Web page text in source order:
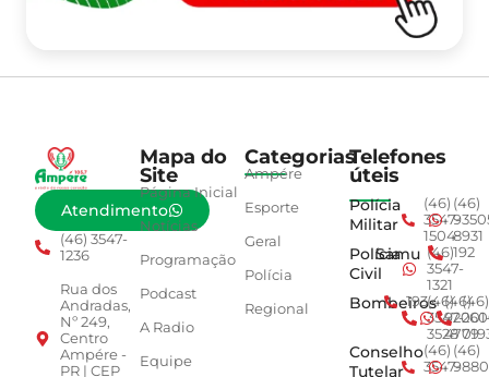
Atendimento
(46) 3547-
1236
Rua dos
Andradas,
Nº 249,
Centro
Ampére -
PR | CEP
Mapa do
Site
Página Inicial
Notícias
Programação
Podcast
A Radio
Equipe
Categorias
Ampére
Esporte
Geral
Polícia
Regional
Telefones
úteis
Polícia
Militar
(46)
3547-
1504
(46)
8931
Polícia
Civil
Samu (46)
3547-
1321
192
Bombeiros
193(46)
3547-
3528
(46)
4779
(46)
Conselho
Tutelar
(46)
3547-
(46)